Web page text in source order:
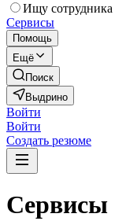
Ищу сотрудника
Сервисы
Помощь
Ещё
Поиск
Выдрино
Войти
Войти
Создать резюме
Сервисы